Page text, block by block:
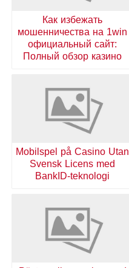
Как избежать
мошенничества на 1win
официальный сайт:
Полный обзор казино
Mobilspel på Casino Utan
Svensk Licens med
BankID-teknologi